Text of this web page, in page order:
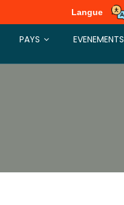
Langue
PAYS EVENEMENTS